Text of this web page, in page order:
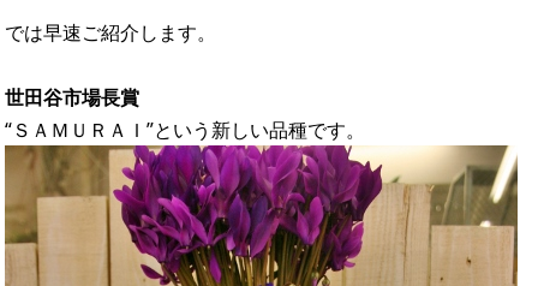
では早速ご紹介します。
世田谷市場長賞
“ＳＡＭＵＲＡＩ”という新しい品種です。